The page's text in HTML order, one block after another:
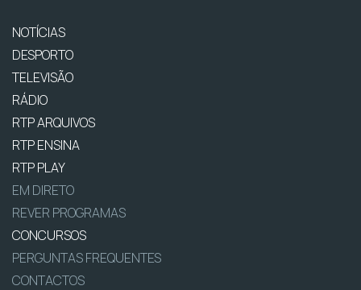
NOTÍCIAS
DESPORTO
TELEVISÃO
RÁDIO
RTP ARQUIVOS
RTP ENSINA
RTP PLAY
EM DIRETO
REVER PROGRAMAS
CONCURSOS
PERGUNTAS FREQUENTES
CONTACTOS